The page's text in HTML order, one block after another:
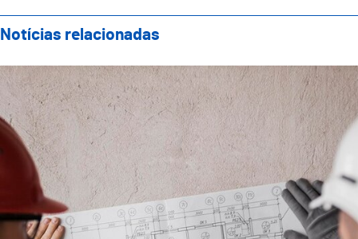
Notícias relacionadas
Procedimentos para a requalificação das EB 2,3 de